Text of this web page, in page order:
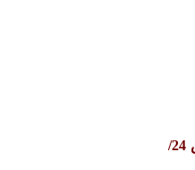
حالة حقوق الانسان في اليمن - خلال اسبوع : ابتداءا من يوم السبت الموافق 19/مايو/2012م حتى الخميس 24/